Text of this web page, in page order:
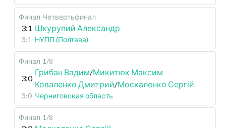
Финал Четвертьфинал
3:1 Шкурупий Александр
3:1 НУПП (Полтава)
Финал 1/8
3:0
Грибан Вадим/Микитюк Максим
Коваленко Дмитрий/Москаленко Сергій
3:0 Черниговская область
Финал 1/8